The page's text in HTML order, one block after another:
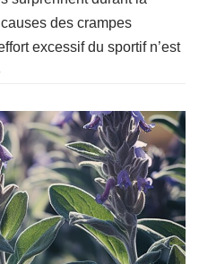
des crampes
excessif du sportif n’est